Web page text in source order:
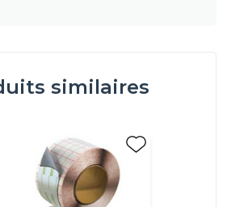
similaires